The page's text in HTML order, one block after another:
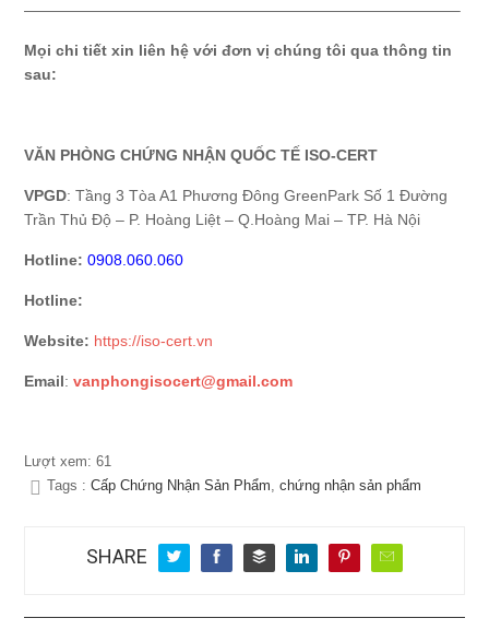
————————————————————————————–
Mọi chi tiết xin liên hệ với đơn vị chúng tôi qua thông tin
sau:
VĂN PHÒNG CHỨNG NHẬN QUỐC TẾ ISO-CERT
VPGD: Tầng 3 Tòa A1 Phương Đông GreenPark Số 1 Đường
Trần Thủ Độ – P. Hoàng Liệt – Q.Hoàng Mai – TP. Hà Nội
Hotline: 0908.060.060
Hotline:
Website: https://iso-cert.vn
Email:vanphongisocert@gmail.com
Lượt xem: 61
Tags :Cấp Chứng Nhận Sản Phẩm,chứng nhận sản phẩm
SHARE